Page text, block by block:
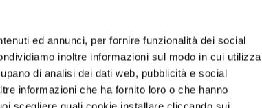
ed annunci, per fornire funzionalità dei social
inoltre informazioni sul modo in cui utilizza
di analisi dei dati web, pubblicità e social
informazioni che ha fornito loro o che hanno